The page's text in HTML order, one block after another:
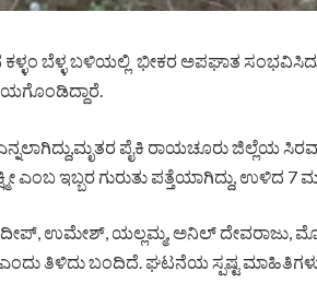
ಬೆಳ್ಳ ಬಳಿಯಲ್ಲಿ ಭೀಕರ ಅಪಘಾತ
ಪೈಕಿ ರಾಯಚೂರು ಜಿಲ್ಲೆಯ
ಎಂಬ ಇಬ್ಬರ ಗುರುತು ಪತ್ತೆಯಾಗಿದ್ದು,
ಉಮೇಶ್, ಯಲ್ಲಮ್ಮ, ಅನಿಲ್ ದೇವರಾಜು,
ತಿಳಿದು ಬಂದಿದೆ. ಘಟನೆಯ ಸ್ಪಷ್ಟ ಮಾಹಿತಿಗಳು